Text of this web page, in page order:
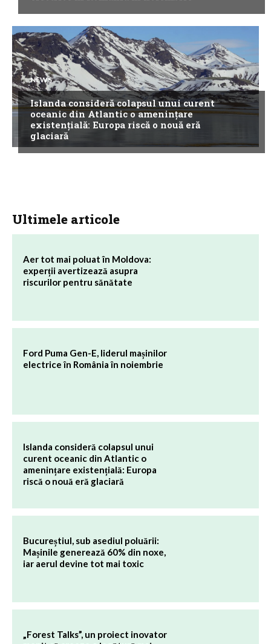
NEWS
Islanda consideră colapsul unui curent
oceanic din Atlantic o amenințare
existențială: Europa riscă o nouă eră
glaciară
Ultimele articole
Aer tot mai poluat în Moldova:
experții avertizează asupra
riscurilor pentru sănătate
Ford Puma Gen-E, liderul mașinilor
electrice în România în noiembrie
Islanda consideră colapsul unui
curent oceanic din Atlantic o
amenințare existențială: Europa
riscă o nouă eră glaciară
Bucureștiul, sub asediul poluării:
Mașinile generează 60% din noxe,
iar aerul devine tot mai toxic
„Forest Talks”, un proiect inovator